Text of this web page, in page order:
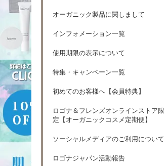
オーガニック製品に関しまして
インフォメーション一覧
使用期限の表示について
特集・キャンペーン一覧
初めてのお客様へ【会員特典】
ロゴナ＆フレンズオンラインストア限
定【オーガニックコスメ定期便】
ソーシャルメディアのご利用について
ロゴナジャパン活動報告